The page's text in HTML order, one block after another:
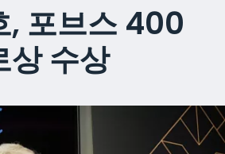
, 포브스 400
상 수상